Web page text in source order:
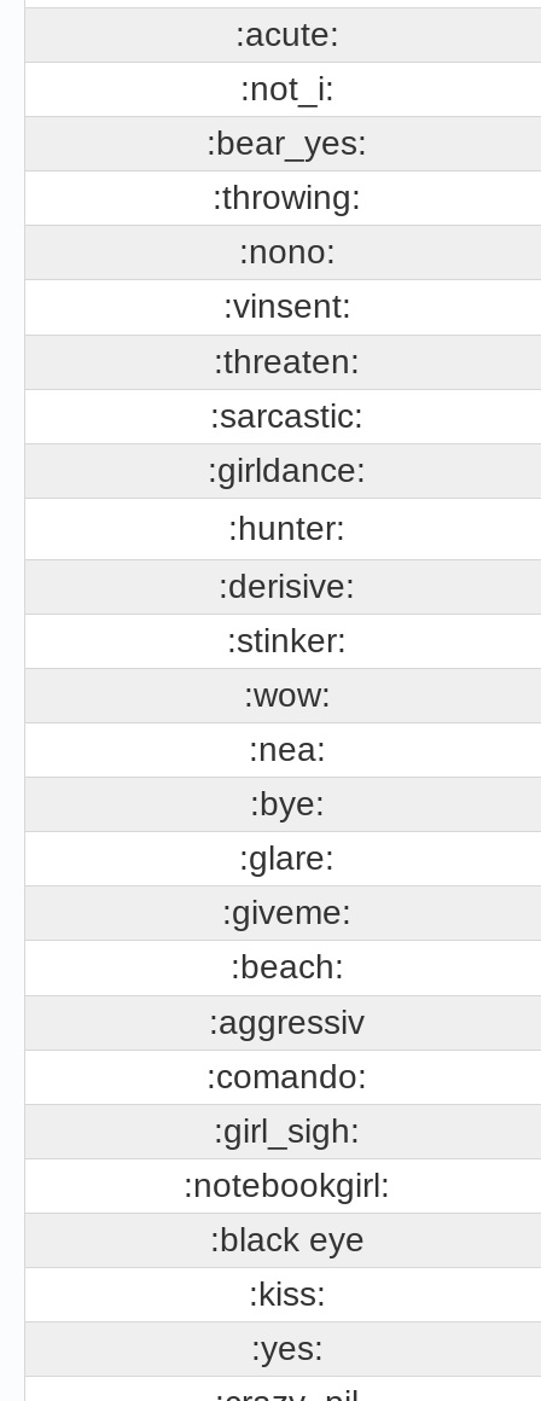
:acute:
:not_i:
:bear_yes:
:throwing:
:nono:
:vinsent:
:threaten:
:sarcastic:
:girldance:
:hunter:
:derisive:
:stinker:
:wow:
:nea:
:bye:
:glare:
:giveme:
:beach:
:aggressiv
:comando:
:girl_sigh:
:notebookgirl:
:black eye
:kiss:
:yes: